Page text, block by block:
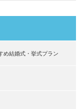
め結婚式・挙式プラン